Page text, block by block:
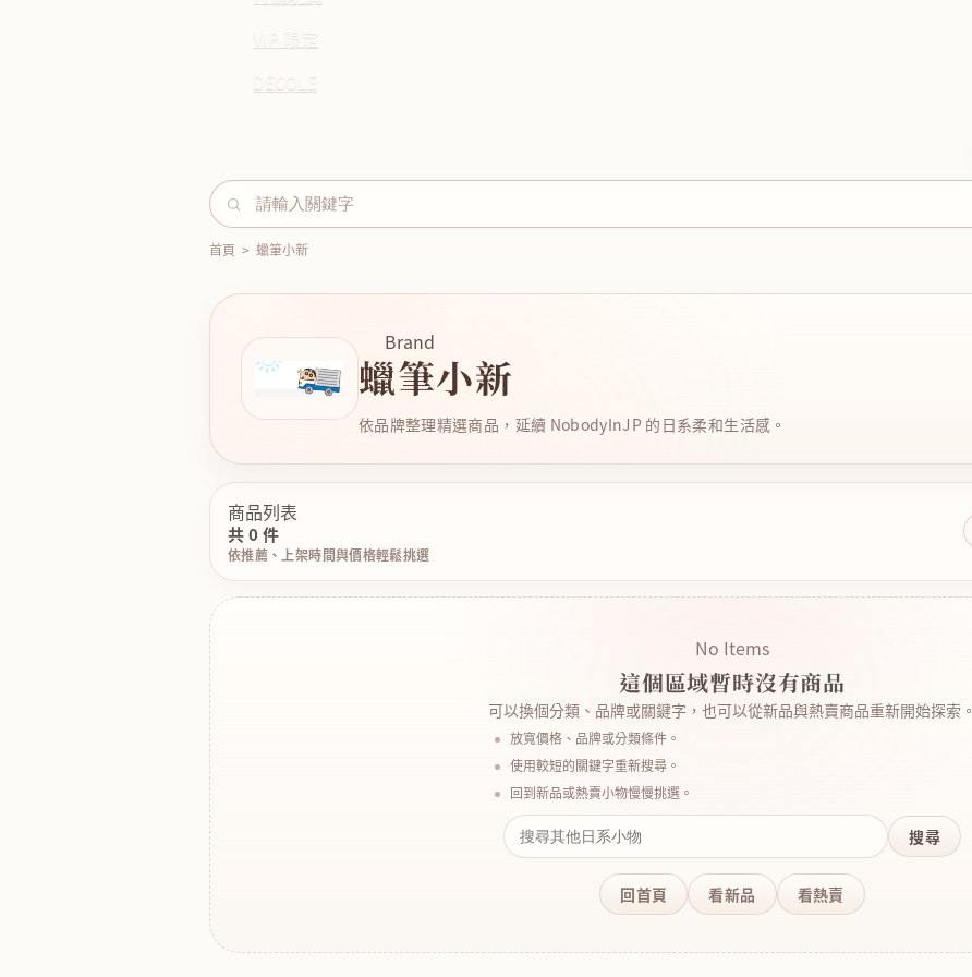
VIP 限定
首頁 > 蠟筆小新
Brand
蠟筆小新
依品牌整理精選商品，延續 NobodyInJP 的日系柔和生活感。
商品列表
共 0 件
依推薦、上架時間與價格輕鬆挑選
No Items
這個區域暫時沒有商品
可以換個分類、品牌或關鍵字，也可以從新品與熱賣商品重新開始探索。
放寬價格、品牌或分類條件。
使用較短的關鍵字重新搜尋。
回到新品或熱賣小物慢慢挑選。
搜尋
回首頁 看新品 看熱賣